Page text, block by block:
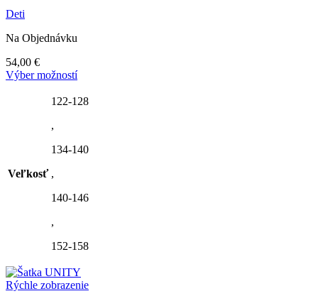
Deti
Na Objednávku
54,00 €
Výber možnostíTento
má
si
stránke
Veľkosť
122-128
,
134-140
,
140-146
,
152-158
Rýchle zobrazenie